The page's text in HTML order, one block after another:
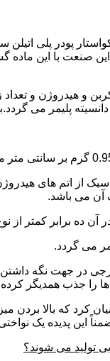
صنعت با این ماده
و هیدروژن و
طور کلی به پلی اتیلن های با
آن می باشد.
آن ده برابر کمتر
می گردد.
در جهت نگه داشتن
را جذب همدیگر
کرد که بالا
این پدیده یک
تولید می شوند؟